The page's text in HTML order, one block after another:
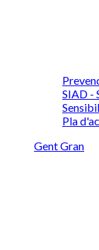
SIAD -
Pla
Gent Gran